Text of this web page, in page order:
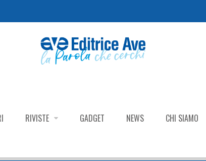
RIVISTE GADGET NEWS CHI SIAMO